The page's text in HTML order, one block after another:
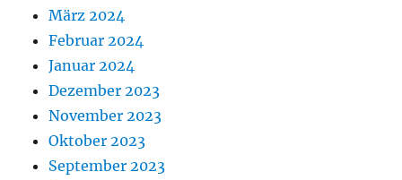
März 2024
Februar 2024
Januar 2024
Dezember 2023
November 2023
Oktober 2023
September 2023